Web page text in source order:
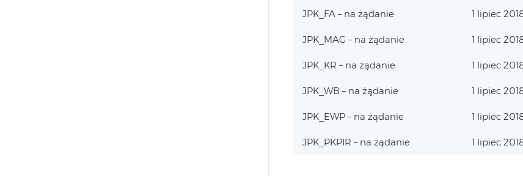
JPK_FA – na żądanie 1 lipiec
JPK_MAG – na żądanie 1 lipiec
JPK_KR – na żądanie 1 lipiec
JPK_WB – na żądanie 1 lipiec
JPK_EWP – na żądanie 1 lipiec
JPK_PKPIR – na żądanie 1 lipiec